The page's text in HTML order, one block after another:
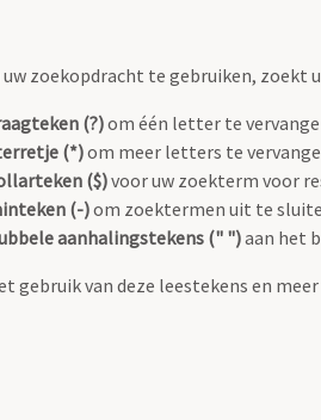
zoekopdracht te gebruiken, zoekt
(?)om één letter te
(*)om meer letters te
($)voor uw zoekterm voor
(-)om zoektermen uit te
aanhalingstekens (" ")aan het
gebruik van deze leestekens en